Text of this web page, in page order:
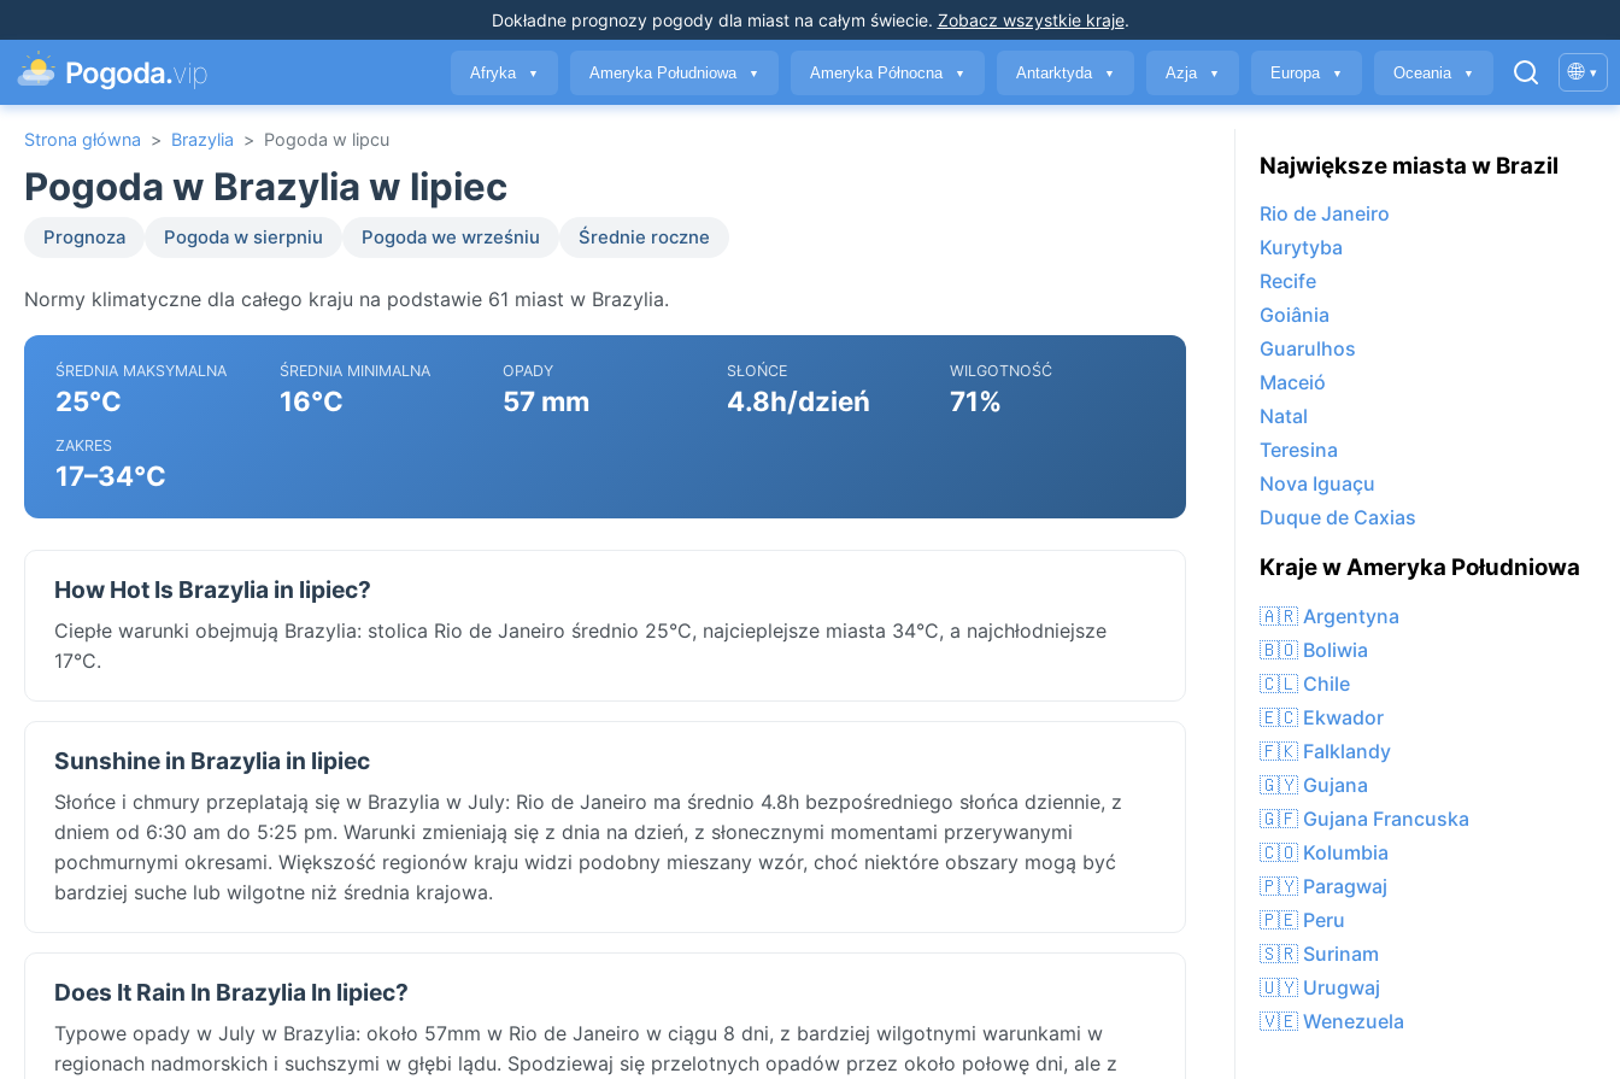
Dokładne prognozy pogodydla miast na całym świecie. Zobacz wszystkie kraje.
Pogoda.vip Afryka ▼ Ameryka Południowa ▼ Ameryka Północna ▼ Antarktyda ▼ Azja ▼ Europa ▼ Oceania ▼ 🌐 ▾
Strona główna > Brazylia > Pogoda w lipcu
Pogoda w Brazylia w lipiec
Prognoza Pogoda w sierpniu Pogoda we wrześniu Średnie roczne
Normy klimatyczne dla całego kraju na podstawie 61 miast w Brazylia.
ŚREDNIA MAKSYMALNA
25°C
ŚREDNIA MINIMALNA
16°C
OPADY
57 mm
SŁOŃCE
4.8h/dzień
WILGOTNOŚĆ
71%
ZAKRES
17–34°C
How Hot Is Brazylia in lipiec?
Ciepłe warunki obejmują Brazylia: stolica Rio de Janeiro średnio 25°C, najcieplejsze miasta 34°C, a najchłodniejsze
17°C.
Sunshine in Brazylia in lipiec
Słońce i chmury przeplatają się w Brazylia w July: Rio de Janeiro ma średnio 4.8h bezpośredniego słońca dziennie, z
dniem od 6:30 am do 5:25 pm. Warunki zmieniają się z dnia na dzień, z słonecznymi momentami przerywanymi
pochmurnymi okresami. Większość regionów kraju widzi podobny mieszany wzór, choć niektóre obszary mogą być
bardziej suche lub wilgotne niż średnia krajowa.
Does It Rain In Brazylia In lipiec?
Typowe opady w July w Brazylia: około 57mm w Rio de Janeiro w ciągu 8 dni, z bardziej wilgotnymi warunkami w
regionach nadmorskich i suchszymi w głębi lądu. Spodziewaj się przelotnych opadów przez około połowę dni, ale z
Największe miasta w Brazil
Rio de Janeiro
Kurytyba
Recife
Goiânia
Guarulhos
Maceió
Natal
Teresina
Nova Iguaçu
Duque de Caxias
Kraje w Ameryka Południowa
🇦🇷 Argentyna
🇧🇴 Boliwia
🇨🇱 Chile
🇪🇨 Ekwador
🇫🇰 Falklandy
🇬🇾 Gujana
🇬🇫 Gujana Francuska
🇨🇴 Kolumbia
🇵🇾 Paragwaj
🇵🇪 Peru
🇸🇷 Surinam
🇺🇾 Urugwaj
🇻🇪 Wenezuela